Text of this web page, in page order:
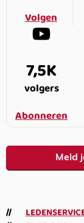
Volgen
7,5K
volgers
Abonneren
Meld